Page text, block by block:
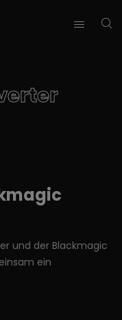
und der Blackmagic
ein